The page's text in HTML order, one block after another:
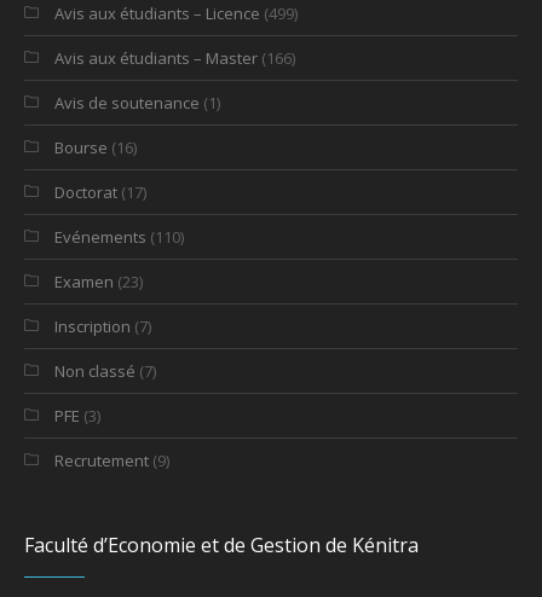
Avis aux étudiants – Licence (499)
Avis aux étudiants – Master (166)
Avis de soutenance (1)
Bourse (16)
Doctorat (17)
Evénements (110)
Examen (23)
Inscription (7)
Non classé (7)
PFE (3)
Recrutement (9)
Faculté d’Economie et de Gestion de Kénitra